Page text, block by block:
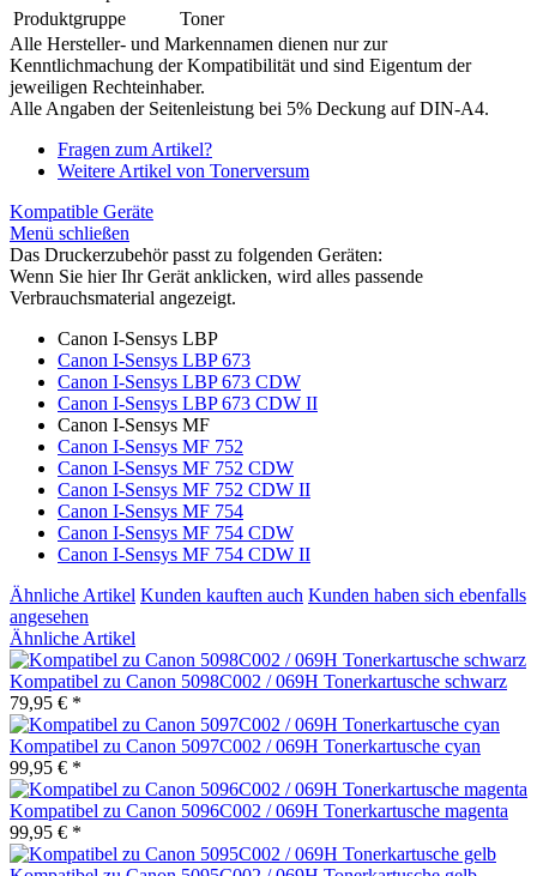
Produktgruppe
Toner
Alle Hersteller- und Markennamen dienen nur zur
Kenntlichmachung der Kompatibilität und sind Eigentum der
jeweiligen Rechteinhaber.
Alle Angaben der Seitenleistung bei 5% Deckung auf DIN-A4.
Fragen zum Artikel?
Weitere Artikel von Tonerversum
Kompatible Geräte
Menü schließen
Das Druckerzubehör passt zu folgenden Geräten:
Wenn Sie hier Ihr Gerät anklicken, wird alles passende
Verbrauchsmaterial angezeigt.
Canon I-Sensys LBP
Canon I-Sensys LBP 673
Canon I-Sensys LBP 673 CDW
Canon I-Sensys LBP 673 CDW II
Canon I-Sensys MF
Canon I-Sensys MF 752
Canon I-Sensys MF 752 CDW
Canon I-Sensys MF 752 CDW II
Canon I-Sensys MF 754
Canon I-Sensys MF 754 CDW
Canon I-Sensys MF 754 CDW II
Ähnliche Artikel Kunden kauften auch Kunden haben sich ebenfalls
angesehen
Ähnliche Artikel
Kompatibel zu Canon 5098C002 / 069H Tonerkartusche schwarz
79,95 € *
Kompatibel zu Canon 5097C002 / 069H Tonerkartusche cyan
99,95 € *
Kompatibel zu Canon 5096C002 / 069H Tonerkartusche magenta
99,95 € *